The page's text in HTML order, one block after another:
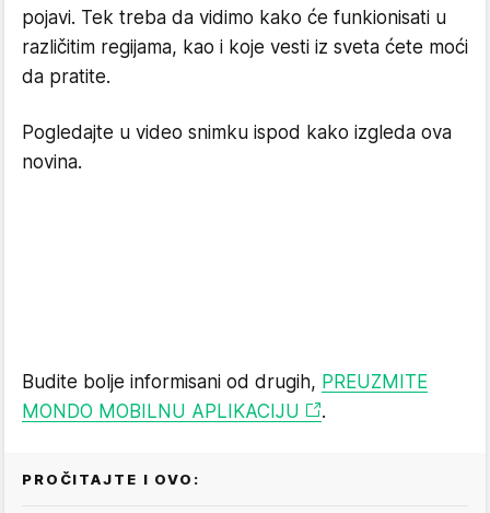
pojavi. Tek treba da vidimo kako će funkionisati u
različitim regijama, kao i koje vesti iz sveta ćete moći
da pratite.
Pogledajte u video snimku ispod kako izgleda ova
novina.
Budite bolje informisani od drugih, PREUZMITE
MONDO MOBILNU APLIKACIJU
.
PROČITAJTE I OVO: